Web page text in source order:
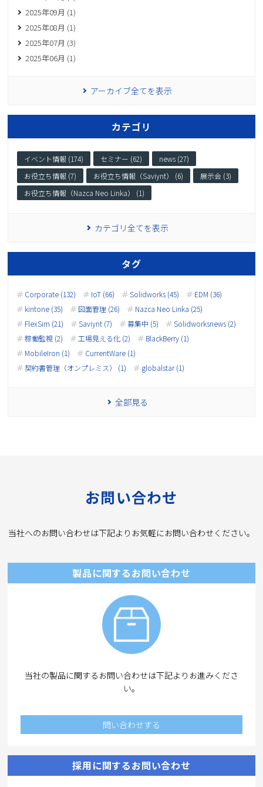
2025年09月 (1)
2025年08月 (1)
2025年07月 (3)
2025年06月 (1)
アーカイブ全てを表示
カテゴリ
イベント情報 (174) セミナー (62)
news (27)
お役立ち情報 (7)
お役立ち情報（Saviynt） (6)
展示会 (3)
お役立ち情報（Nazca Neo Linka） (1)
カテゴリ全てを表示
タグ
Corporate (132) IoT (66) Solidworks (45)
EDM (36)
kintone (35)
図面管理 (26)
Nazca Neo Linka (25)
FlexSim (21)
Saviynt (7) 募集中 (5)
Solidworksnews (2)
稼働監視 (2)
工場見える化 (2)
BlackBerry (1)
MobileIron (1)
CurrentWare (1)
契約書管理（オンプレミス） (1)
globalstar (1)
全部見る
お問い合わせ
当社へのお問い合わせは下記よりお気軽にお問い合わせください。
製品に関するお問い合わせ
当社の製品に関するお問い合わせは下記よりお進みくださ
い。
問い合わせする
採用に関するお問い合わせ